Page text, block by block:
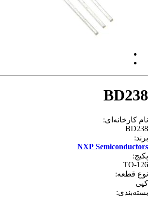
BD238
نام کارخانه‌ای:
BD238
برند:
NXP Semiconductors
پکیج:
TO-126
نوع قطعه:
کپی
بسته‌بندی: